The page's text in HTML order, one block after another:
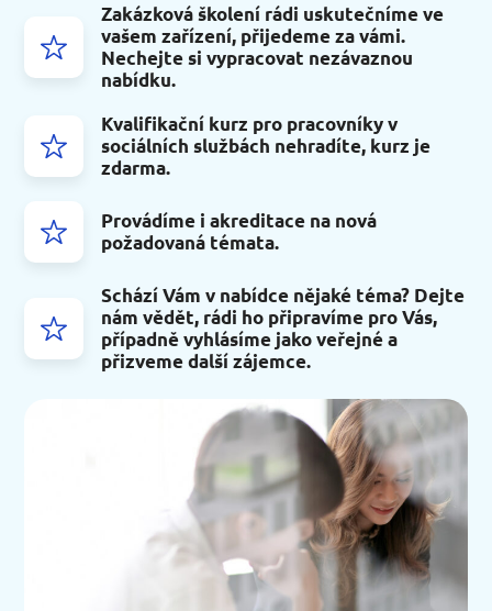
Zakázková školení rádi uskutečníme ve
vašem zařízení, přijedeme za vámi.
Nechejte si vypracovat nezávaznou
nabídku.
Kvalifikační kurz pro pracovníky v
sociálních službách nehradíte, kurz je
zdarma.
Provádíme i akreditace na nová
požadovaná témata.
Schází Vám v nabídce nějaké téma? Dejte
nám vědět, rádi ho připravíme pro Vás,
případně vyhlásíme jako veřejné a
přizveme další zájemce.